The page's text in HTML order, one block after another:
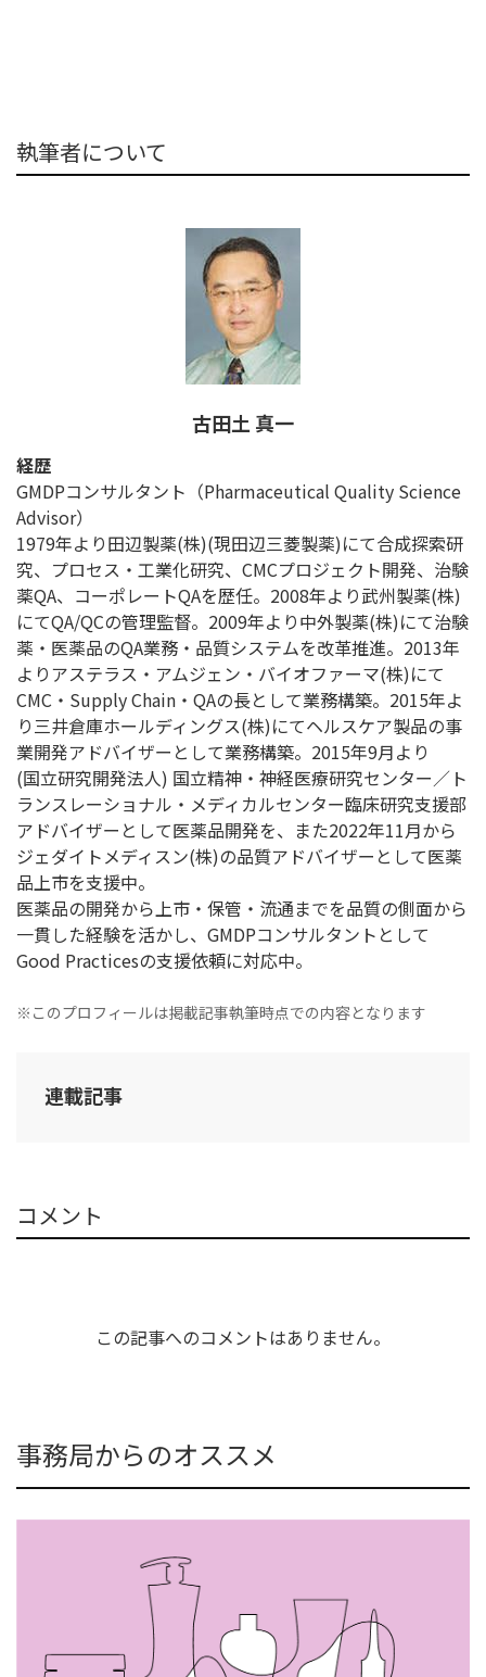
執筆者について
古田土 真一
経歴
GMDPコンサルタント（Pharmaceutical Quality Science
Advisor）
1979年より田辺製薬(株)(現田辺三菱製薬)にて合成探索研
究、プロセス・工業化研究、CMCプロジェクト開発、治験
薬QA、コーポレートQAを歴任。2008年より武州製薬(株)
にてQA/QCの管理監督。2009年より中外製薬(株)にて治験
薬・医薬品のQA業務・品質システムを改革推進。2013年
よりアステラス・アムジェン・バイオファーマ(株)にて
CMC・Supply Chain・QAの長として業務構築。2015年よ
り三井倉庫ホールディングス(株)にてヘルスケア製品の事
業開発アドバイザーとして業務構築。2015年9月より
(国立研究開発法人) 国立精神・神経医療研究センター／ト
ランスレーショナル・メディカルセンター臨床研究支援部
アドバイザーとして医薬品開発を、また2022年11月から
ジェダイトメディスン(株)の品質アドバイザーとして医薬
品上市を支援中。
医薬品の開発から上市・保管・流通までを品質の側面から
一貫した経験を活かし、GMDPコンサルタントとして
Good Practicesの支援依頼に対応中。
※このプロフィールは掲載記事執筆時点での内容となります
連載記事
コメント
この記事へのコメントはありません。
事務局からのオススメ